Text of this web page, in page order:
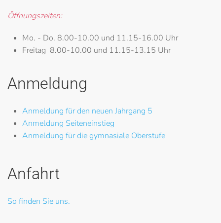
Öffnungszeiten:
Mo. - Do. 8.00-10.00 und 11.15-16.00 Uhr
Freitag 8.00-10.00 und 11.15-13.15 Uhr
Anmeldung
Anmeldung für den neuen Jahrgang 5
Anmeldung Seiteneinstieg
Anmeldung für die gymnasiale Oberstufe
Anfahrt
So finden Sie uns.